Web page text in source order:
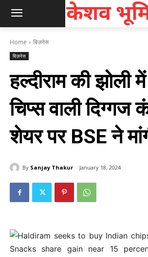
Home बिज़नेस
बिज़नेस
हल्दीराम की झोली
चिप्स वाली दिग्गज
शेयर पर BSE ने
By Sanjay Thakur January 18, 2024